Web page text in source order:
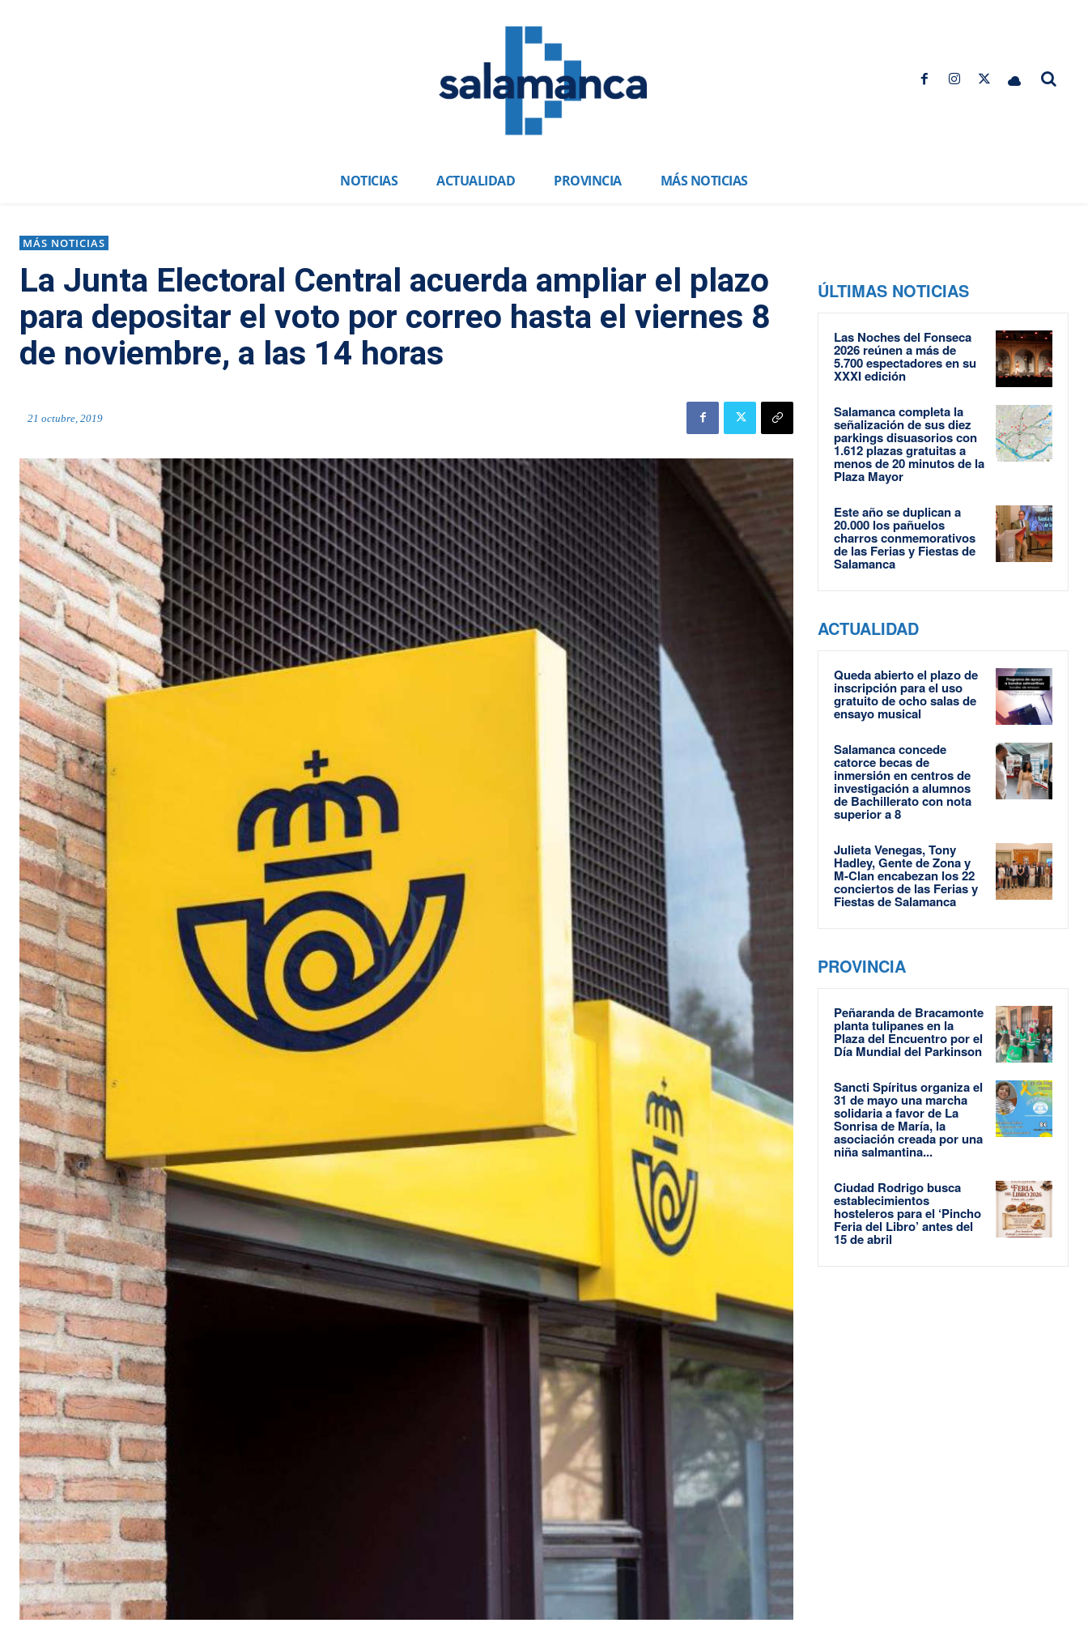
NOTICIAS ACTUALIDAD PROVINCIA MÁS NOTICIAS
MÁS NOTICIAS
La Junta Electoral Central acuerda ampliar el plazo
para depositar el voto por correo hasta el viernes 8
de noviembre, a las 14 horas
21 octubre, 2019
ÚLTIMAS NOTICIAS
Las Noches del Fonseca
2026 reúnen a más de
5.700 espectadores en su
XXXI edición
Salamanca completa la
señalización de sus diez
parkings disuasorios con
1.612 plazas gratuitas a
menos de 20 minutos de la
Plaza Mayor
Este año se duplican a
20.000 los pañuelos
charros conmemorativos
de las Ferias y Fiestas de
Salamanca
ACTUALIDAD
Queda abierto el plazo de
inscripción para el uso
gratuito de ocho salas de
ensayo musical
Salamanca concede
catorce becas de
inmersión en centros de
investigación a alumnos
de Bachillerato con nota
superior a 8
Julieta Venegas, Tony
Hadley, Gente de Zona y
M-Clan encabezan los 22
conciertos de las Ferias y
Fiestas de Salamanca
PROVINCIA
Peñaranda de Bracamonte
planta tulipanes en la
Plaza del Encuentro por el
Día Mundial del Parkinson
Sancti Spíritus organiza el
31 de mayo una marcha
solidaria a favor de La
Sonrisa de María, la
asociación creada por una
niña salmantina...
Ciudad Rodrigo busca
establecimientos
hosteleros para el ‘Pincho
Feria del Libro’ antes del
15 de abril